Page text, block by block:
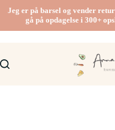
indhold
Jeg er på barsel og vender
gå på opdagelse i 300+